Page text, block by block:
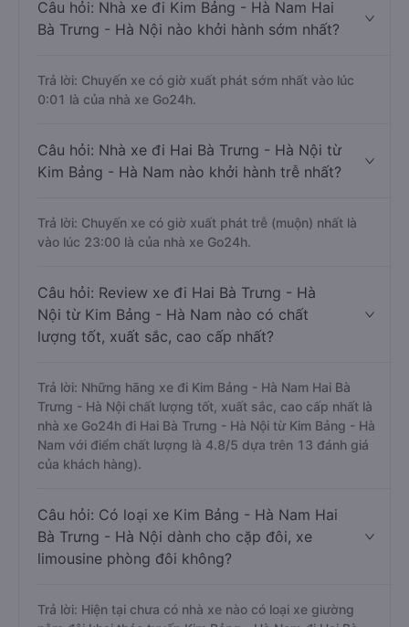
Câu hỏi: Nhà xe đi Kim Bảng - Hà Nam Hai
Bà Trưng - Hà Nội nào khởi hành sớm nhất?
Trả lời: Chuyến xe có giờ xuất phát sớm nhất vào lúc
0:01 là của nhà xe Go24h.
Câu hỏi: Nhà xe đi Hai Bà Trưng - Hà Nội từ
Kim Bảng - Hà Nam nào khởi hành trễ nhất?
Trả lời: Chuyến xe có giờ xuất phát trễ (muộn) nhất là
vào lúc 23:00 là của nhà xe Go24h.
Câu hỏi: Review xe đi Hai Bà Trưng - Hà
Nội từ Kim Bảng - Hà Nam nào có chất
lượng tốt, xuất sắc, cao cấp nhất?
Trả lời: Những hãng xe đi Kim Bảng - Hà Nam Hai Bà
Trưng - Hà Nội chất lượng tốt, xuất sắc, cao cấp nhất là
nhà xe Go24h đi Hai Bà Trưng - Hà Nội từ Kim Bảng - Hà
Nam với điểm chất lượng là 4.8/5 dựa trên 13 đánh giá
của khách hàng).
Câu hỏi: Có loại xe Kim Bảng - Hà Nam Hai
Bà Trưng - Hà Nội dành cho cặp đôi, xe
limousine phòng đôi không?
Trả lời: Hiện tại chưa có nhà xe nào có loại xe giường